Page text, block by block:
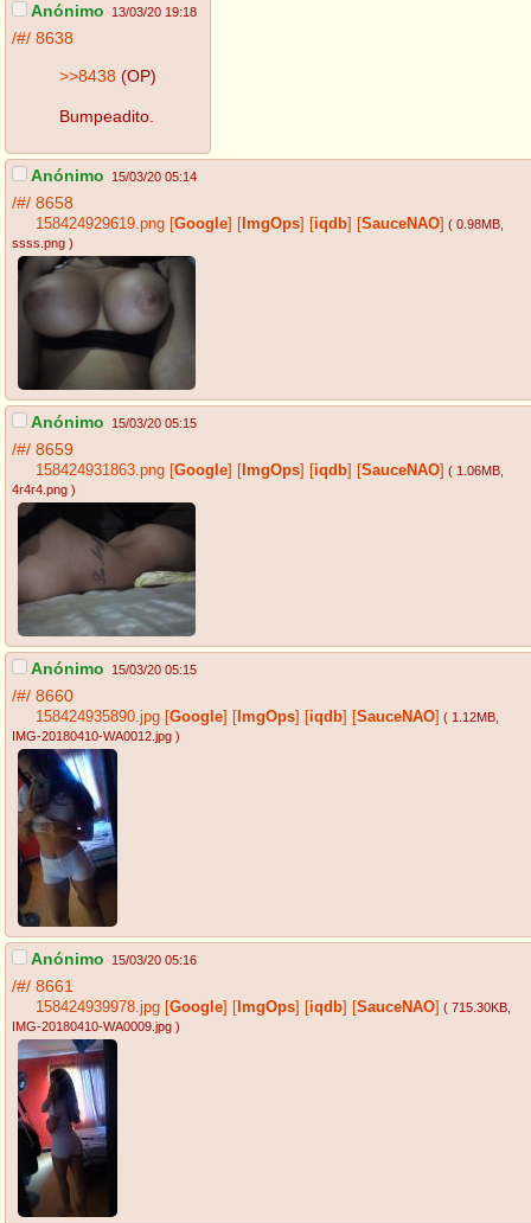
Anónimo 13/03/20 19:18
/#/ 8638
>>8438 (OP)
Bumpeadito.
Anónimo 15/03/20 05:14
/#/ 8658
158424929619.png [Google] [ ImgOps] [iqdb] [SauceNAO] ( 0.98MB
ssss.png )
Anónimo 15/03/20 05:15
/#/ 8659
158424931863.png [Google] [ ImgOps] [iqdb] [SauceNAO] ( 1.06MB
4r4r4.png )
Anónimo 15/03/20 05:15
/#/ 8660
158424935890.jpg [Google] [ ImgOps] [iqdb] [SauceNAO] ( 1.12MB
IMG-20180410-WA0012.jpg )
Anónimo 15/03/20 05:16
/#/ 8661
158424939978.jpg [Google] [ ImgOps] [iqdb] [SauceNAO] ( 715.30KB
IMG-20180410-WA0009.jpg )